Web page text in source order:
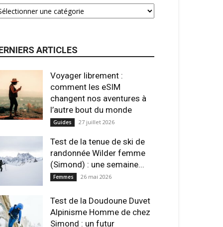
ARTICLES
Voyager librement :
comment les eSIM
changent nos aventures à
l’autre bout du monde
Guides 27 juillet 2026
Test de la tenue de ski de
randonnée Wilder femme
(Simond) : une semaine...
Femmes 26 mai 2026
Test de la Doudoune Duvet
Alpinisme Homme de chez
Simond : un futur